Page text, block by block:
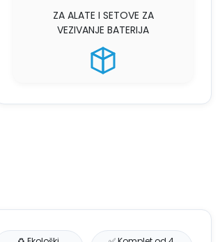
ZA ALATE I SETOVE ZA
VEZIVANJE BATERIJA